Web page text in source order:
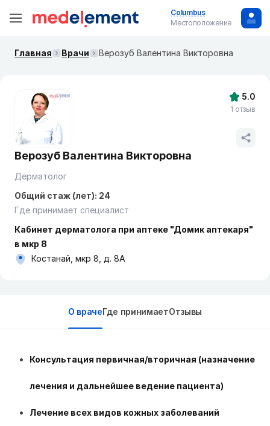
Columbus
Местоположение
Главная Врачи Верозуб Валентина Викторовна
Верозуб Валентина Викторовна
Дерматолог
Общий стаж (лет): 24
Где принимает специалист
Кабинет дерматолога при аптеке "Домик аптекаря"
в мкр 8
Костанай, мкр 8, д. 8А
5.0
1 отзыв
О врачеГде принимаетОтзывы
Консультация первичная/вторичная (назначение
лечения и дальнейшее ведение пациента)
Лечение всех видов кожных заболеваний